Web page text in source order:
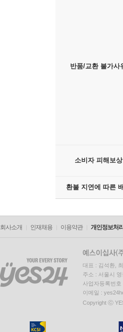
반품/교환 불가사
소비자 피해보상
환불 지연에 따른
회사소개 인재채용 이용약관 개인정보처
대표 : 김석환,
주소 : 서울시
사업자등록번
이메일 :
Copyright ⓒ